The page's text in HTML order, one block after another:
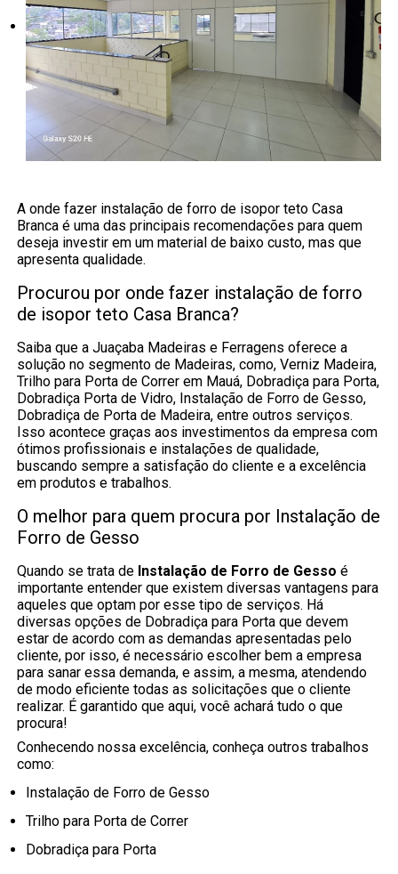
A onde fazer instalação de forro de isopor teto Casa
Branca é uma das principais recomendações para quem
deseja investir em um material de baixo custo, mas que
apresenta qualidade.
Procurou por onde fazer instalação de forro
de isopor teto Casa Branca?
Saiba que a Juaçaba Madeiras e Ferragens oferece a
solução no segmento de Madeiras, como, Verniz Madeira,
Trilho para Porta de Correr em Mauá, Dobradiça para Porta,
Dobradiça Porta de Vidro, Instalação de Forro de Gesso,
Dobradiça de Porta de Madeira, entre outros serviços.
Isso acontece graças aos investimentos da empresa com
ótimos profissionais e instalações de qualidade,
buscando sempre a satisfação do cliente e a excelência
em produtos e trabalhos.
O melhor para quem procura por Instalação de
Forro de Gesso
Quando se trata de Instalação de Forro de Gesso é
importante entender que existem diversas vantagens para
aqueles que optam por esse tipo de serviços. Há
diversas opções de Dobradiça para Porta que devem
estar de acordo com as demandas apresentadas pelo
cliente, por isso, é necessário escolher bem a empresa
para sanar essa demanda, e assim, a mesma, atendendo
de modo eficiente todas as solicitações que o cliente
realizar. É garantido que aqui, você achará tudo o que
procura!
Conhecendo nossa excelência, conheça outros trabalhos
como:
Instalação de Forro de Gesso
Trilho para Porta de Correr
Dobradiça para Porta